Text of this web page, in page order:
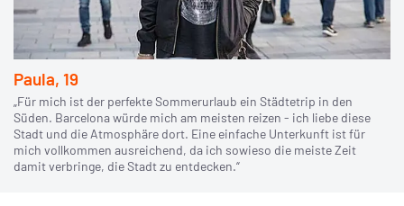
Paula, 19
„Für mich ist der perfekte Sommerurlaub ein Städtetrip in den
Süden. Barcelona würde mich am meisten reizen - ich liebe diese
Stadt und die Atmosphäre dort. Eine einfache Unterkunft ist für
mich vollkommen ausreichend, da ich sowieso die meiste Zeit
damit verbringe, die Stadt zu entdecken.“